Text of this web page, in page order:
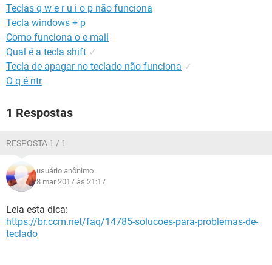
Teclas q w e r u i o p não funciona
Tecla windows + p
Como funciona o e-mail
Qual é a tecla shift ✓
Tecla de apagar no teclado não funciona ✓
O q é ntr
1 Respostas
RESPOSTA 1 / 1
usuário anônimo
8 mar 2017 às 21:17
Leia esta dica:
https://br.ccm.net/faq/14785-solucoes-para-problemas-de-
teclado